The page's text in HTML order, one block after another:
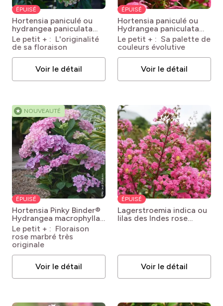
ÉPUISÉ
Hortensia paniculé ou
hydrangea paniculata
METALICA® Renmeta
HYDRANGEA
PANICULATA
METALICA® Renmeta
Le petit + : L'originalité
de sa floraison
Voir le détail
ÉPUISÉ
Hortensia paniculé ou
Hydrangea paniculata
PRIM'RED® 'COUHAPRIM'
Hydrangea paniculata
PRIM'RED® 'COUHAPRIM'
Le petit + : Sa palette de
couleurs évolutive
Voir le détail
★ NOUVEAUTÉ
ÉPUISÉ
Hortensia Pinky Binder®
Hydrangea macrophylla
'Pinhydrbin12' Pinky
Binder®
Le petit + : Floraison
rose marbré très
originale
Voir le détail
ÉPUISÉ
Lagerstroemia indica ou
lilas des Indes rose
Voir le détail